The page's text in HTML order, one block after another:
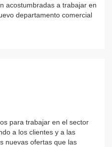
acostumbradas a trabajar en
departamento comercial
para trabajar en el sector
a los clientes y a las
nuevas ofertas que las